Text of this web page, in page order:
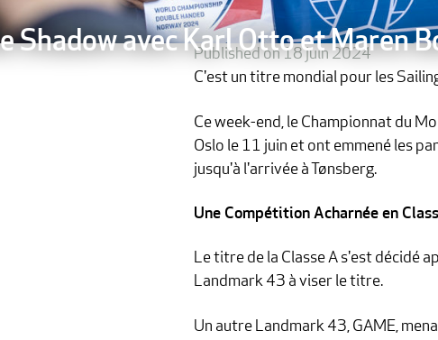
avec Karl Otto et Maren
Published on 18 juin 2024
C'est un titre mondial pour les
Ce week-end, le Championnat du
Oslo le 11 juin et ont emmené les
jusqu'à l'arrivée à Tønsberg.
Une Compétition Acharnée en
Le titre de la Classe A s'est décidé
Landmark 43 à viser le titre.
Un autre Landmark 43, GAME,